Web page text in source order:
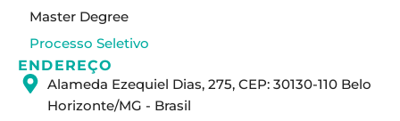
Master Degree
Processo Seletivo
ENDEREÇO
Alameda Ezequiel Dias, 275, CEP: 30130-110 Belo
Horizonte/MG - Brasil